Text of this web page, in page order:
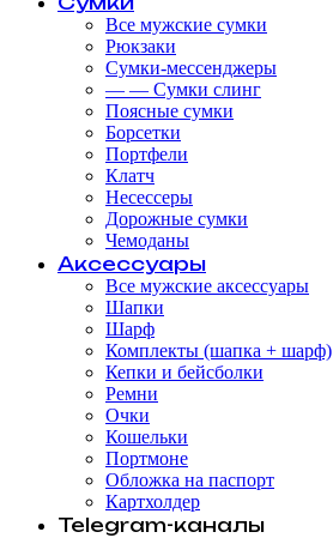
Все мужские сумки
Рюкзаки
Сумки-мессенджеры
— — Сумки слинг
Поясные сумки
Борсетки
Портфели
Клатч
Несессеры
Дорожные сумки
Чемоданы
Аксессуары
Все мужские аксессуары
Шапки
Шарф
Комплекты (шапка + шарф)
Кепки и бейсболки
Ремни
Очки
Кошельки
Портмоне
Обложка на паспорт
Картхолдер
Telegram-каналы